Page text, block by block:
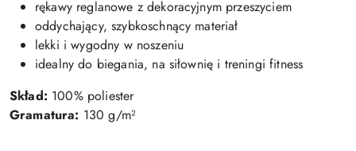
rękawy reglanowe z dekoracyjnym przeszyciem
oddychający, szybkoschnący materiał
lekki i wygodny w noszeniu
idealny do biegania, na siłownię i treningi fitness
Skład: 100% poliester
Gramatura: 130 g/m²